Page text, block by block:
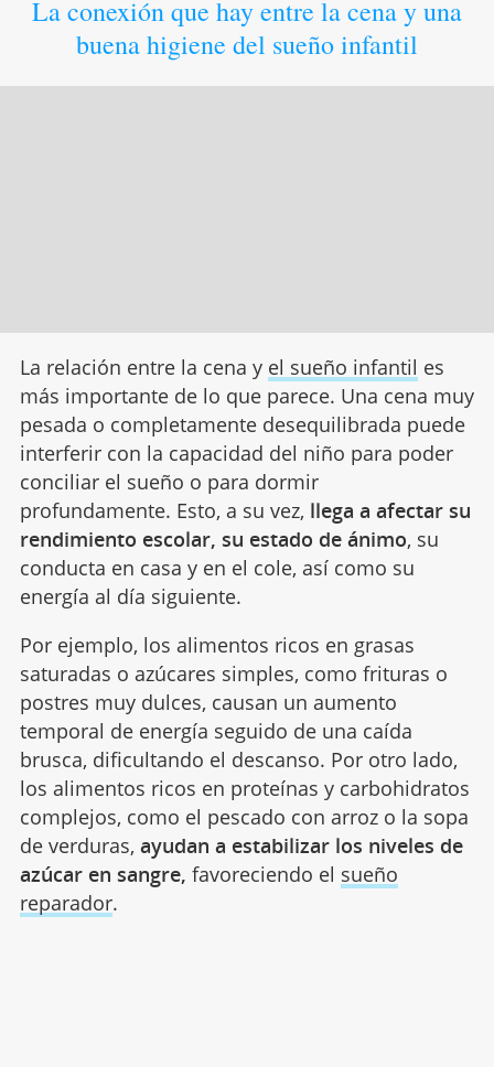
La conexión que hay entre la cena y una
buena higiene del sueño infantil
La relación entre la cena yel sueño infantiles
más importante de lo que parece. Una cena muy
pesada o completamente desequilibrada puede
interferir con la capacidad del niño para poder
conciliar el sueño o para dormir
profundamente. Esto, a su vez,llega a afectar su
rendimiento escolar, su estado de ánimo
conducta en casa y en el cole, así como su
energía al día siguiente.
Por ejemplo, los alimentos ricos en grasas
saturadas o azúcares simples, como frituras o
postres muy dulces, causan un aumento
temporal de energía seguido de una caída
brusca, dificultando el descanso. Por otro lado,
los alimentos ricos en proteínas y carbohidratos
complejos, como el pescado con arroz o la sopa
de verduras,
ayudan a estabilizar los niveles de
azúcar en sangre,